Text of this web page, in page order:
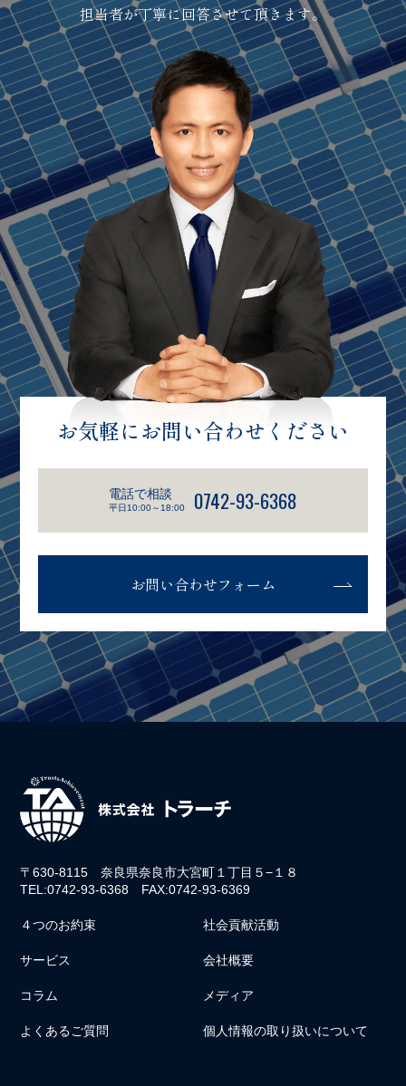
担当者が丁寧に回答させて頂きます。
お気軽にお問い合わせください
電話で相談
平日10:00～18:00 0742-93-6368
お問い合わせフォーム
〒630-8115 奈良県奈良市大宮町１丁目５−１８
TEL:0742-93-6368 FAX:0742-93-6369
４つのお約束 社会貢献活動
サービス 会社概要
コラム メディア
よくあるご質問 個人情報の取り扱いについて